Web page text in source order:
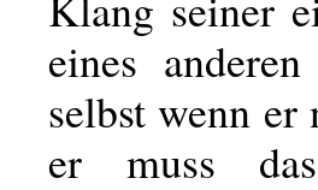
eines
selbst wenn er
er muss das